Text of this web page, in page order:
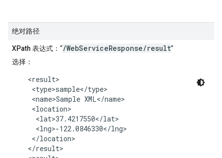
绝对路径
XPath 表达式 ：“/WebServiceResponse/result”
选择 ：
    <result>
     <type>sample</type>
     <name>Sample XML</name>
     <location>
      <lat>37.4217550</lat>
      <lng>-122.0846330</lng>
     </location>
    </result>